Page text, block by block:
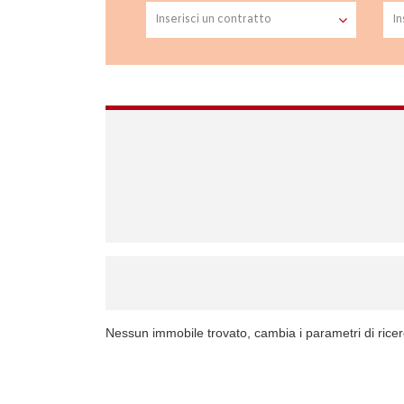
Nessun immobile trovato, cambia i parametri di